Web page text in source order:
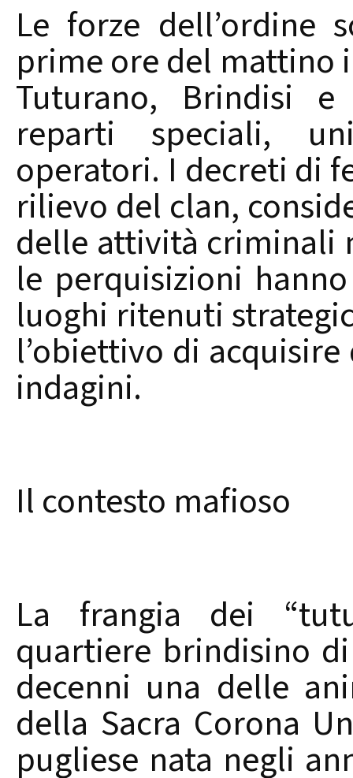
Le forze dell’ordine
prime ore del mattino
Tuturano, Brindisi
reparti speciali,
operatori. I decreti di
rilievo del clan,
delle attività criminali
le perquisizioni
luoghi ritenuti
l’obiettivo di
indagini.
Il contesto mafioso
La frangia dei
quartiere brindisino
decenni una delle
della Sacra Corona
pugliese nata negli